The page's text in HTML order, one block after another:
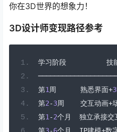
你在3D世界的想象力！
3D设计师变现路径参考
学习阶段 技
第1 周 熟悉界面+
第2-3周 交互动画+
第1 -2个月 独立承接交